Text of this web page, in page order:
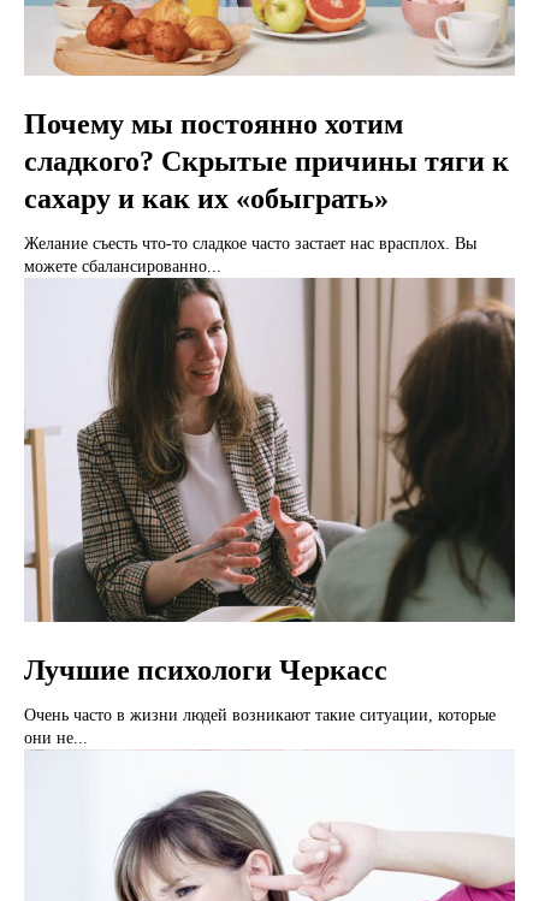
Почему мы постоянно хотим
сладкого? Скрытые причины тяги к
сахару и как их «обыграть»
Желание съесть что-то сладкое часто застает нас врасплох. Вы
можете сбалансированно...
Лучшие психологи Черкасс
Очень часто в жизни людей возникают такие ситуации, которые
они не...